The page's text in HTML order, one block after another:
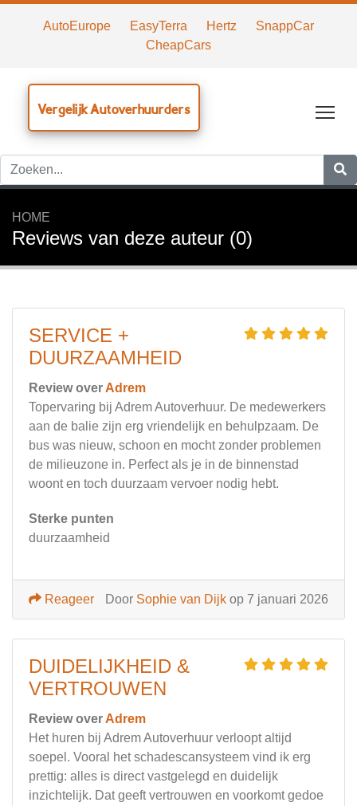
AutoEurope EasyTerra Hertz
SnappCar
CheapCars
Vergelijk Autoverhuurders
HOME
Reviews van deze auteur (0)
SERVICE +
DUURZAAMHEID
Review over Adrem
Topervaring bij Adrem Autoverhuur. De medewerkers
aan de balie zijn erg vriendelijk en behulpzaam. De
bus was nieuw, schoon en mocht zonder problemen
de milieuzone in. Perfect als je in de binnenstad
woont en toch duurzaam vervoer nodig hebt.
Sterke punten
duurzaamheid
Door Sophie van Dijk op 7 januari 2026
Reageer
DUIDELIJKHEID &
VERTROUWEN
Review over Adrem
Het huren bij Adrem Autoverhuur verloopt altijd
soepel. Vooral het schadescansysteem vind ik erg
prettig: alles is direct vastgelegd en duidelijk
inzichtelijk. Dat geeft vertrouwen en voorkomt gedoe